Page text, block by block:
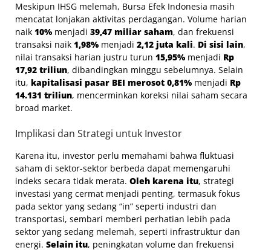
Meskipun IHSG melemah, Bursa Efek Indonesia masih
mencatat lonjakan aktivitas perdagangan. Volume harian
naik 10% menjadi 39,47 miliar saham, dan frekuensi
transaksi naik 1,98% menjadi 2,12 juta kali. Di sisi lain,
nilai transaksi harian justru turun 15,95% menjadi Rp
17,92 triliun, dibandingkan minggu sebelumnya. Selain
itu, kapitalisasi pasar BEI merosot 0,81% menjadi Rp
14.131 triliun, mencerminkan koreksi nilai saham secara
broad market.
Implikasi dan Strategi untuk Investor
Karena itu, investor perlu memahami bahwa fluktuasi
saham di sektor-sektor berbeda dapat memengaruhi
indeks secara tidak merata. Oleh karena itu, strategi
investasi yang cermat menjadi penting, termasuk fokus
pada sektor yang sedang “in” seperti industri dan
transportasi, sembari memberi perhatian lebih pada
sektor yang sedang melemah, seperti infrastruktur dan
energi. Selain itu, peningkatan volume dan frekuensi